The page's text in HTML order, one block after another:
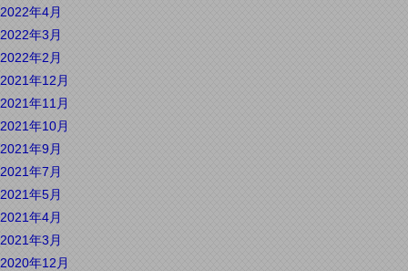
2022年4月
2022年3月
2022年2月
2021年12月
2021年11月
2021年10月
2021年9月
2021年7月
2021年5月
2021年4月
2021年3月
2020年12月